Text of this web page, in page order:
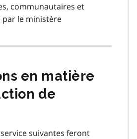
communautaires et
par le ministère
en matière
de
suivantes feront